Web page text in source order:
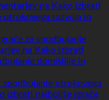
na Kako izbrati
otrokovega razvoja in
za spodbujanje
na Kako izbrati
domišljije in
spodbujanje otrokovega
izbrati najboljše igrače